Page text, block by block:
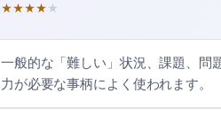
★★★★ ★
一般的な「難しい」状況、課題、問
力が必要な事柄によく使われます。